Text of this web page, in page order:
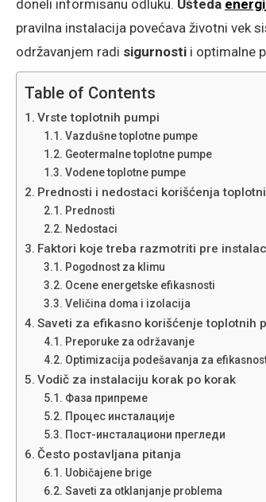
doneli informisanu odluku. Ušteda
pravilna instalacija povećava životni vek
održavanjem radi sigurnosti i optimalne
Table of Contents
Vrste toplotnih pumpi
Vazdušne toplotne pumpe
Geotermalne toplotne pumpe
Vodene toplotne pumpe
Prednosti i nedostaci korišćenja
Prednosti
Nedostaci
Faktori koje treba razmotriti pre
Pogodnost za klimu
Ocene energetske efikasnosti
Veličina doma i izolacija
Saveti za efikasno korišćenje toplotnih
Preporuke za održavanje
Optimizacija podešavanja za
Vodič za instalaciju korak po korak
Фаза припреме
Процес инсталације
Пост-инсталациони прегледи
Često postavljana pitanja
Uobičajene brige
Saveti za otklanjanje problema